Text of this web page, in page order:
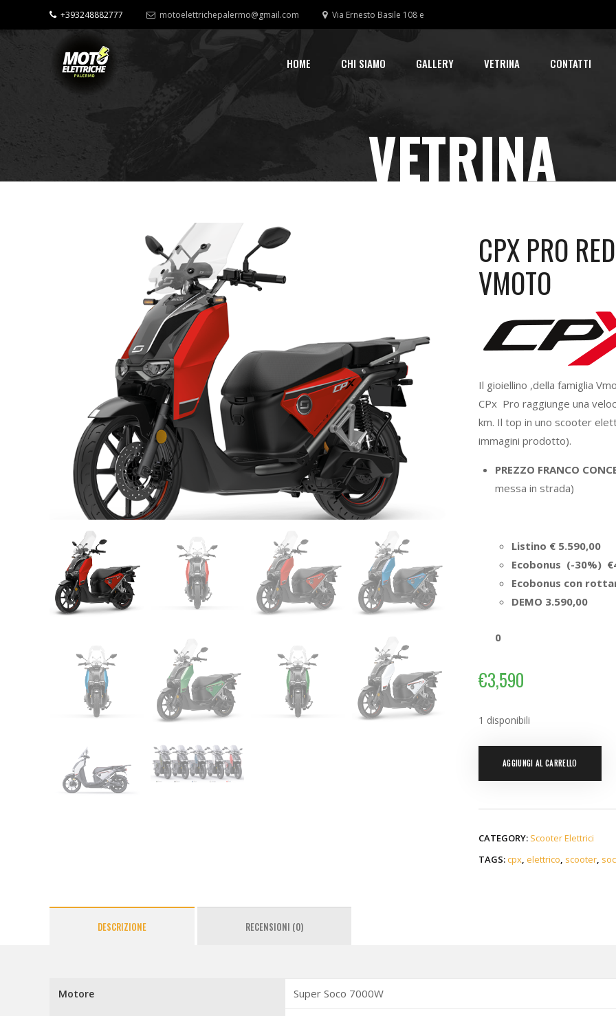
+393248882777 motoelettrichepalermo@gmail.com Via Ernesto Basile 108 e
HOME CHI SIAMO GALLERY VETRINA CONTATTI
VETRINA
CPX PRO
VMOTO
Il gioiellino ,della famiglia
CPx Pro raggiunge una
km. Il top in uno scooter
immagini prodotto).
PREZZO FRANCO
messa in strada)
Listino € 5.590,00
Ecobonus (-30%)
Ecobonus con
DEMO 3.590,00
0
€3,590
1 disponibili
AGGIUNGI AL CARRELLO
CATEGORY: Scooter Elettrici
TAGS:cpx, elettrico, scooter,
DESCRIZIONE RECENSIONI (0)
Motore Super Soco 7000W